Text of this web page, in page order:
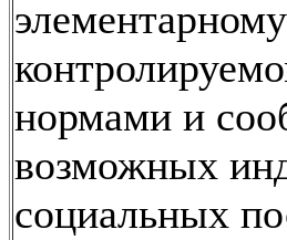
нормами и
возможных
социальных